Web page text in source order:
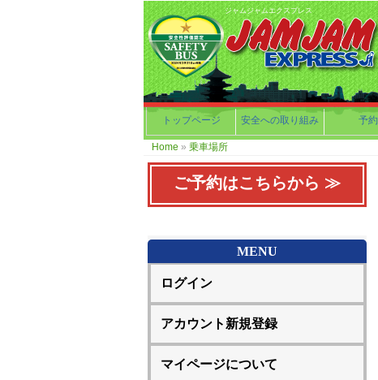
ジャムジャムエクスプレス
トップページ 安全への取り組み 予約
Home » 乗車場所
ご予約はこちらから ≫
MENU
ログイン
アカウント新規登録
マイページについて